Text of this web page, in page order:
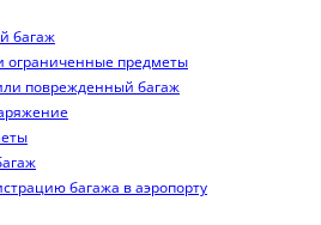
багаж
предметы
поврежденный багаж
багажа в аэропорту